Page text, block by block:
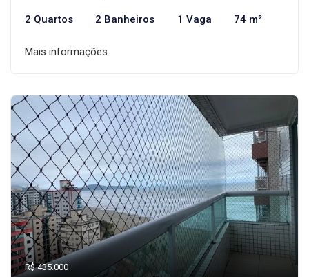
2 Quartos 2 Banheiros 1 Vaga 74 m²
Mais informações
R$ 435.000